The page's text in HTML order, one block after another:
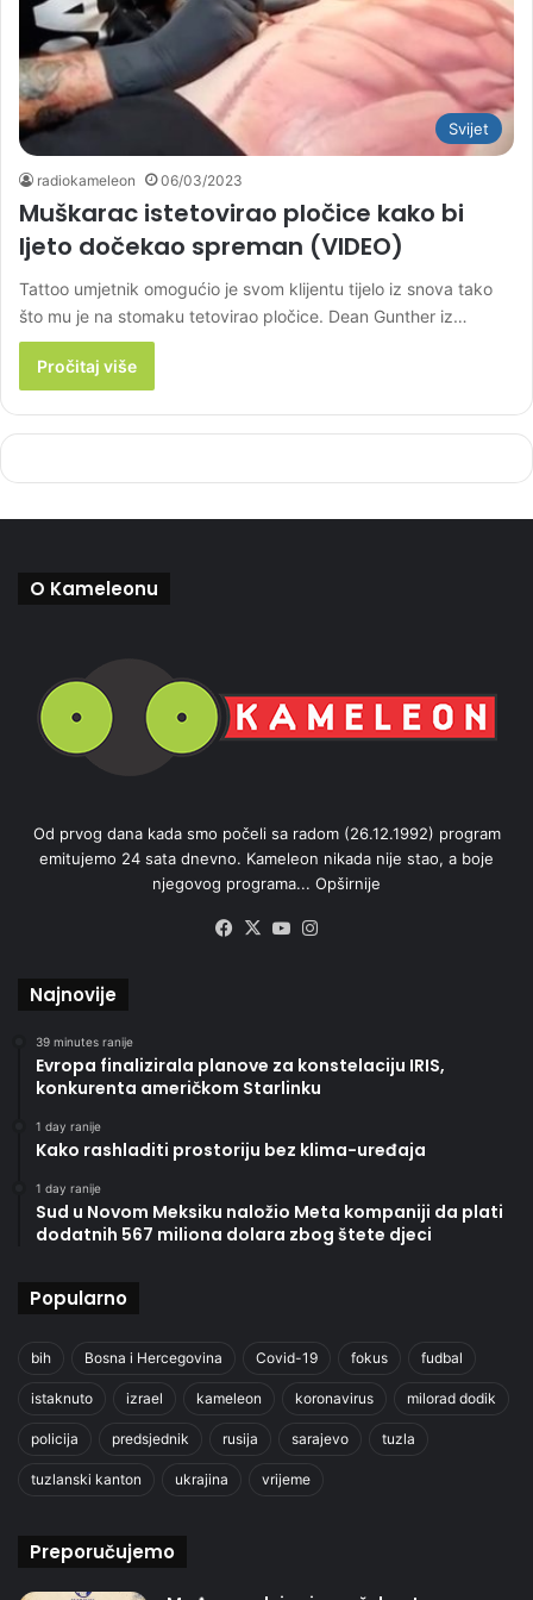
Svijet
radiokameleon 06/03/2023
Muškarac istetovirao pločice kako bi
ljeto dočekao spreman (VIDEO)
Tattoo umjetnik omogućio je svom klijentu tijelo iz snova tako
što mu je na stomaku tetovirao pločice. Dean Gunther iz…
Pročitaj više
O Kameleonu
Od prvog dana kada smo počeli sa radom (26.12.1992) program
emitujemo 24 sata dnevno. Kameleon nikada nije stao, a boje
njegovog programa... Opširnije
Facebook
X YouTube
Najnovije
39 minutes ranije
Evropa finalizirala planove za konstelaciju IRIS,
konkurenta američkom Starlinku
1 day ranije
Kako rashladiti prostoriju bez klima-uređaja
1 day ranije
Sud u Novom Meksiku naložio Meta kompaniji da plati
dodatnih 567 miliona dolara zbog štete djeci
Popularno
bih Bosna i Hercegovina Covid-19 fokus fudbal
istaknuto izrael kameleon koronavirus milorad dodik
policija predsjednik rusija sarajevo tuzla
tuzlanski kanton ukrajina vrijeme
Preporučujemo